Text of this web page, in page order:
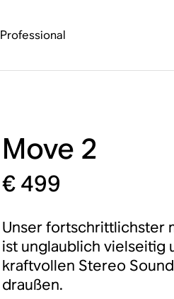
Professional
Move 2
€ 499
Unser fortschrittlichster
ist unglaublich vielseitig
kraftvollen Stereo
draußen.